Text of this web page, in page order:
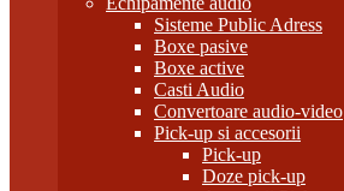
Sisteme Public Adress
Boxe pasive
Boxe active
Casti Audio
Convertoare audio-video
Pick-up si accesorii
Pick-up
Doze pick-up